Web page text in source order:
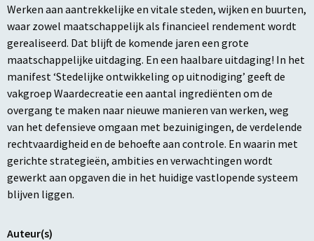
Werken aan aantrekkelijke en vitale steden, wijken en buurten,
waar zowel maatschappelijk als financieel rendement wordt
gerealiseerd. Dat blijft de komende jaren een grote
maatschappelijke uitdaging. En een haalbare uitdaging! In het
manifest ‘Stedelijke ontwikkeling op uitnodiging’ geeft de
vakgroep Waardecreatie een aantal ingrediënten om de
overgang te maken naar nieuwe manieren van werken, weg
van het defensieve omgaan met bezuinigingen, de verdelende
rechtvaardigheid en de behoefte aan controle. En waarin met
gerichte strategieën, ambities en verwachtingen wordt
gewerkt aan opgaven die in het huidige vastlopende systeem
blijven liggen.
Auteur(s)